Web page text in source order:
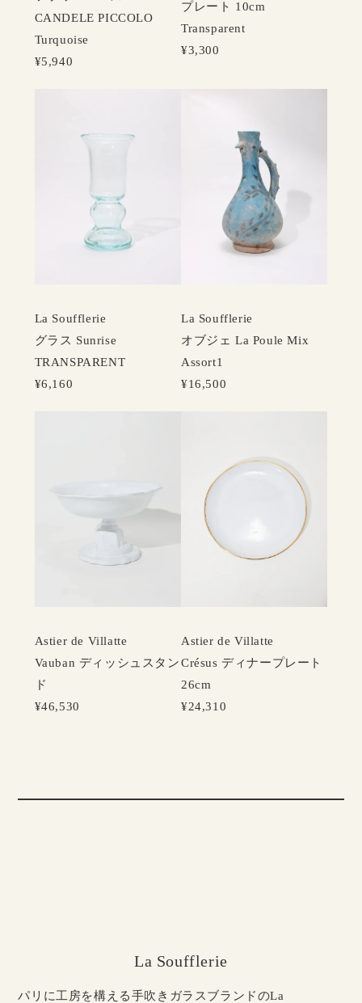
CANDELE PICCOLO
Turquoise
¥5,940
プレート 10cm
Transparent
¥3,300
La Soufflerie
グラス Sunrise
TRANSPARENT
¥6,160
La Soufflerie
オブジェ La Poule Mix
Assort1
¥16,500
Astier de Villatte
Vauban ディッシュスタン
ド
¥46,530
Astier de Villatte
Crésus ディナープレート
26cm
¥24,310
La Soufflerie
パリに工房を構える手吹きガラスブランドのLa